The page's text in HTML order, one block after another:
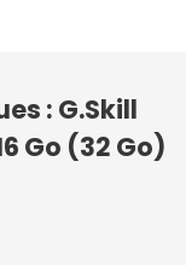
: G.Skill
Go (32 Go)